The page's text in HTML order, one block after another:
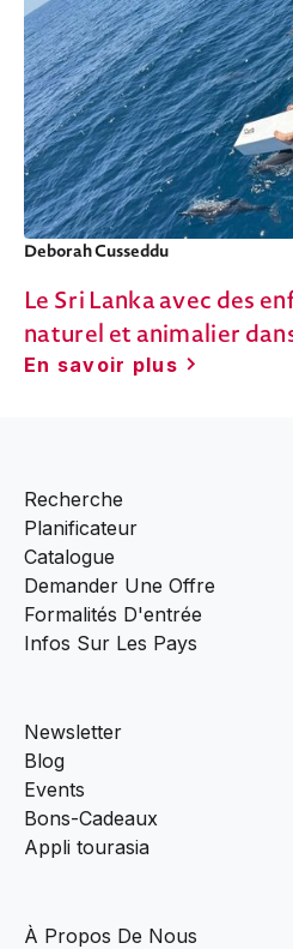
Deborah Cusseddu
Le Sri Lanka avec des
naturel et animalier
En savoir plus
Recherche
Planificateur
Catalogue
Demander Une Offre
Formalités D'entrée
Infos Sur Les Pays
Newsletter
Blog
Events
Bons-Cadeaux
Appli tourasia
À Propos De Nous